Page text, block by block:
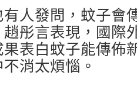
人發問，蚊子會
彤言表現，國際
表白蚊子能傳佈
消太煩惱。